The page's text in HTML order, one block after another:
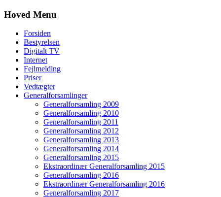
Hoved Menu
Forsiden
Bestyrelsen
Digitalt TV
Internet
Fejlmelding
Priser
Vedtægter
Generalforsamlinger
Generalforsamling 2009
Generalforsamling 2010
Generalforsamling 2011
Generalforsamling 2012
Generalforsamling 2013
Generalforsamling 2014
Generalforsamling 2015
Ekstraordinær Generalforsamling 2015
Generalforsamling 2016
Ekstraordinær Generalforsamling 2016
Generalforsamling 2017